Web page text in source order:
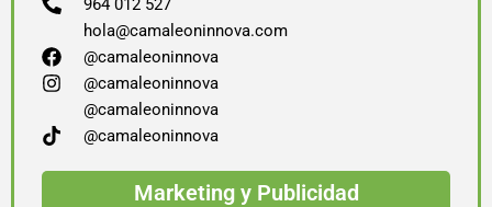
964 012 527
hola@camaleoninnova.com
@camaleoninnova
@camaleoninnova
@camaleoninnova
@camaleoninnova
Marketing y Publicidad